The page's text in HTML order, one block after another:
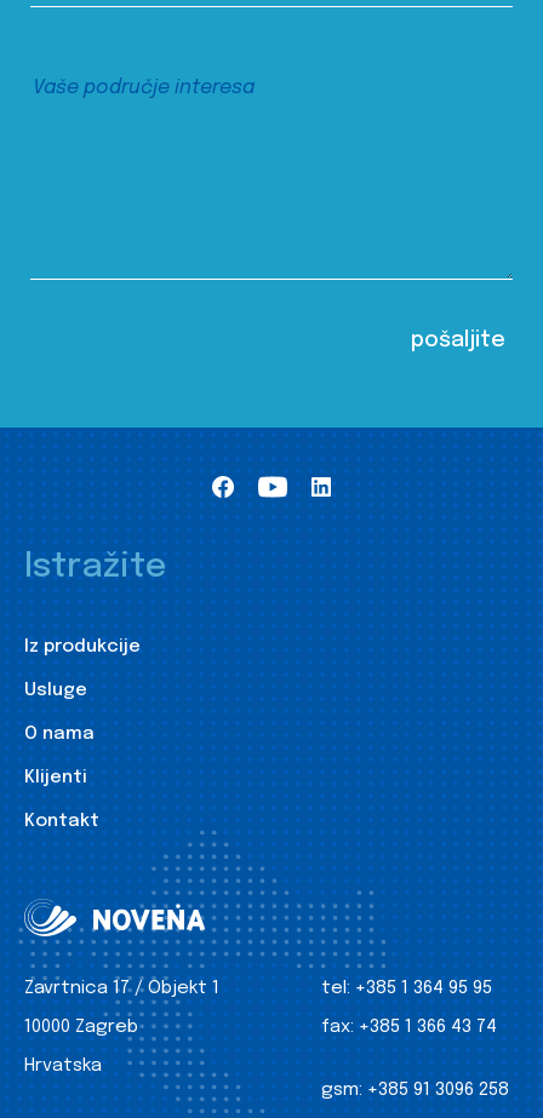
Istražite
Iz produkcije
Usluge
O nama
Klijenti
Kontakt
Zavrtnica 17 / Objekt 1
10000 Zagreb
Hrvatska
tel: +385 1 364 95 95
fax: +385 1 366 43 74
gsm: +385 91 3096 258